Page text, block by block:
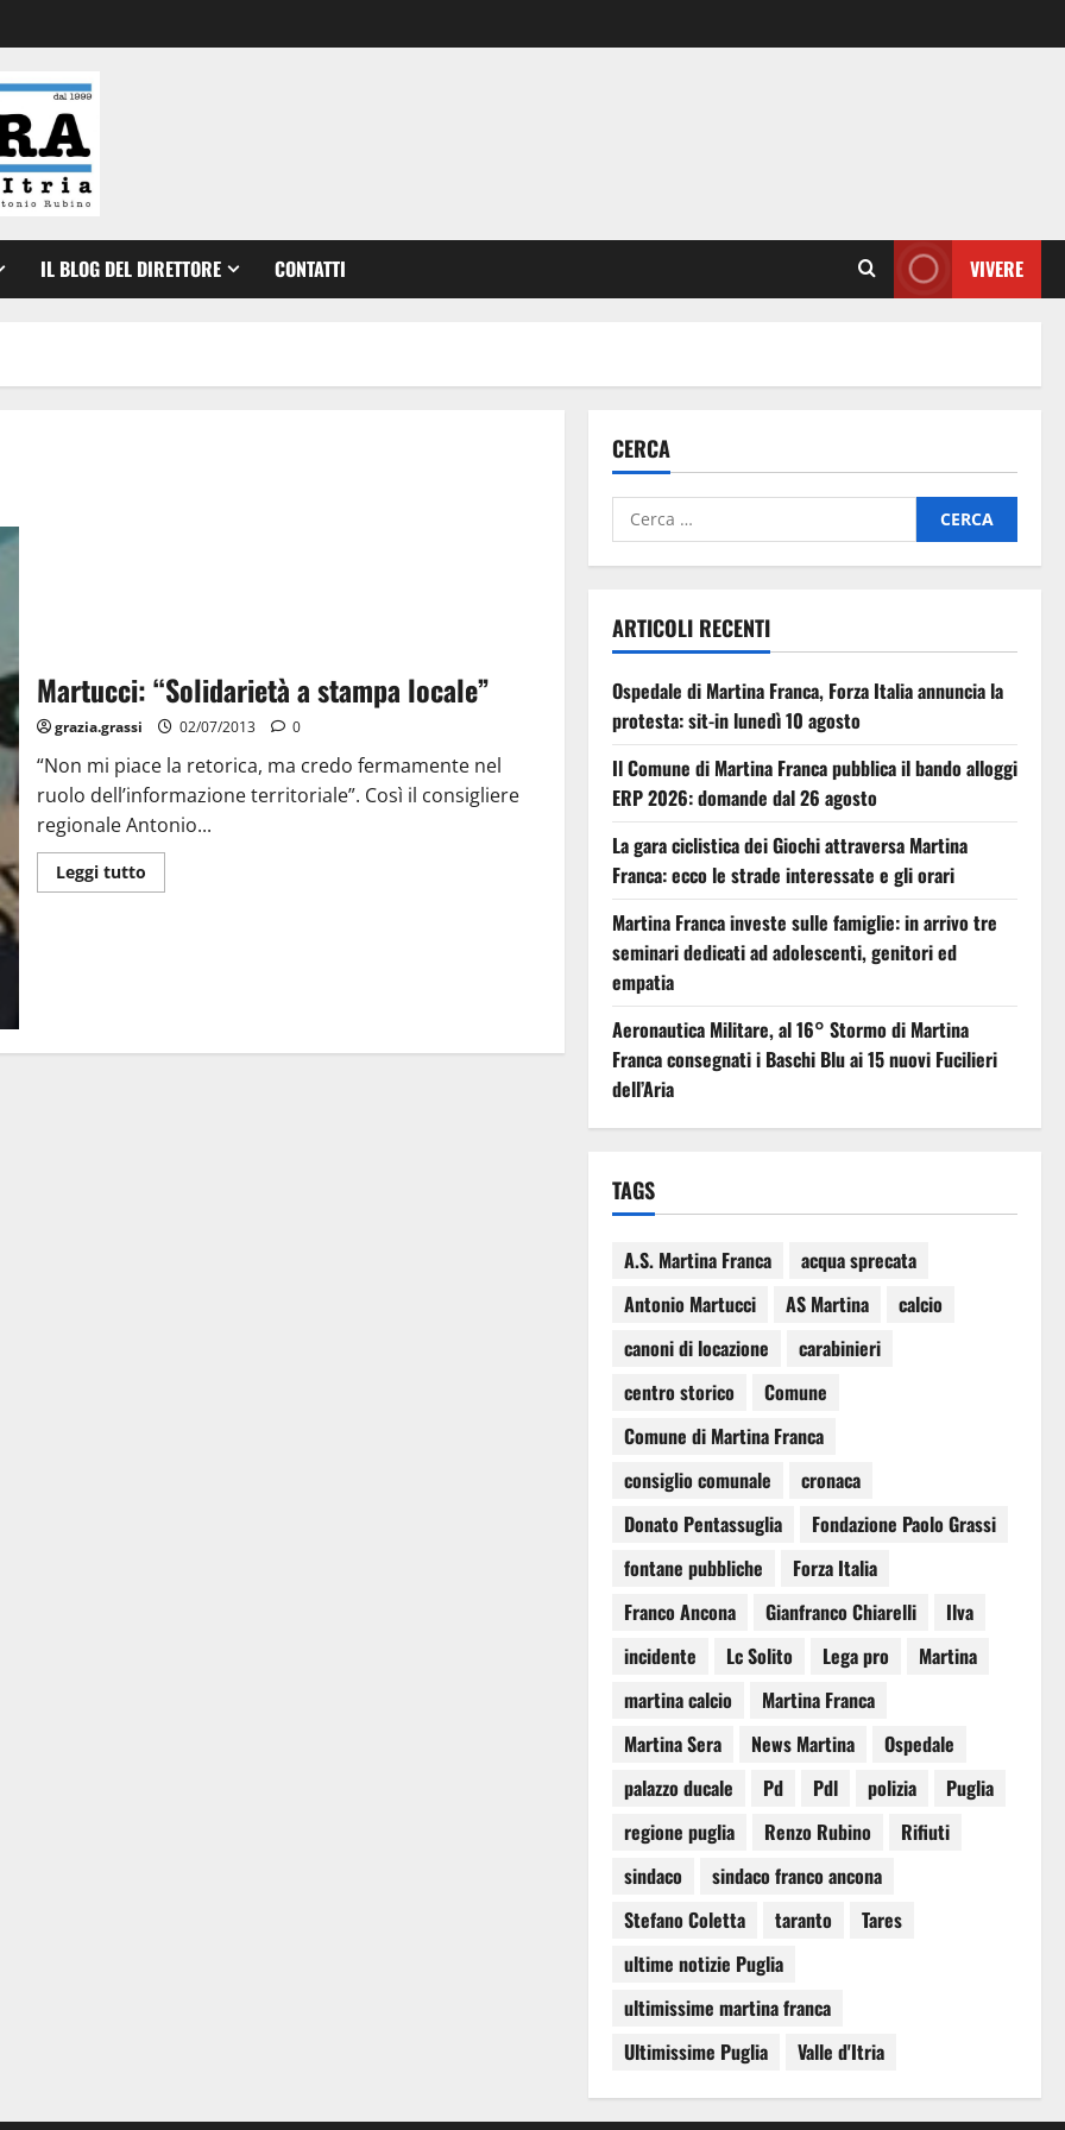
IL BLOG DEL DIRETTORE CONTATTI VIVERE
Martucci: “Solidarietà a stampa locale”
grazia.grassi 02/07/2013 0
“Non mi piace la retorica, ma credo fermamente nel
ruolo dell’informazione territoriale”. Così il consigliere
regionale Antonio...
Leggi tutto
CERCA
ARTICOLI RECENTI
Ospedale di Martina Franca, Forza Italia annuncia la
protesta: sit-in lunedì 10 agosto
Il Comune di Martina Franca pubblica il bando alloggi
ERP 2026: domande dal 26 agosto
La gara ciclistica dei Giochi attraversa Martina
Franca: ecco le strade interessate e gli orari
Martina Franca investe sulle famiglie: in arrivo tre
seminari dedicati ad adolescenti, genitori ed
empatia
Aeronautica Militare, al 16° Stormo di Martina
Franca consegnati i Baschi Blu ai 15 nuovi Fucilieri
dell’Aria
TAGS
A.S. Martina Franca
acqua sprecata
Antonio Martucci
AS Martina
calcio
canoni di locazione
carabinieri
centro storico
Comune
Comune di Martina Franca
consiglio comunale
cronaca
Donato Pentassuglia
Fondazione Paolo Grassi
fontane pubbliche
Forza Italia
Franco Ancona
Gianfranco Chiarelli
Ilva
incidente
Lc Solito Lega pro
Martina
martina calcio
Martina Franca
Martina Sera
News Martina
Ospedale
palazzo ducale
Pd Pdl polizia
Puglia
regione puglia
Renzo Rubino
Rifiuti
sindaco
sindaco franco ancona
Stefano Coletta
taranto
Tares
ultime notizie Puglia
ultimissime martina franca
Ultimissime Puglia
Valle d'Itria